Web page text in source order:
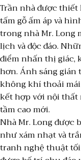
Trần nhà được
tấm gỗ ấm áp và
trong nhà Mr. Long
lịch và độc đáo.
điểm nhấn thị giác,
hơn. Ánh sáng gián
không khí thoải
kết hợp với nội thất
tầm cao mới.
Nhà Mr. Long được
như xám nhạt và
tranh nghệ thuật